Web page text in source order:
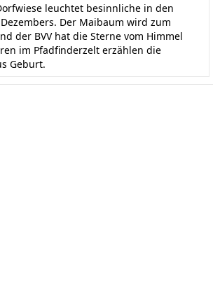
leuchtet besinnliche in den
Der Maibaum wird zum
der BVV hat die Sterne vom Himmel
im Pfadfinderzelt erzählen die
Geburt.